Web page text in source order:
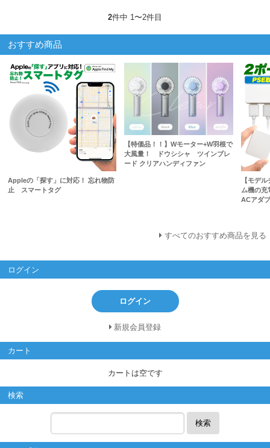
2件中 1〜2件目
おすすめ商品
Appleの「探す」に対応！ 忘れ物防
止 スマートタグ
【特価品！！】Wモーター+W羽根で
大風量！ ドウシシャ ツインブレ
ード クリアハンディファン
【モデ
ム機の
ACアダ
すべてのおすすめ商品を見る
ログイン
ログイン
新規会員登録
カート
カートは空です
検索
検索